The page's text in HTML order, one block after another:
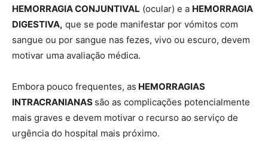
HEMORRAGIA CONJUNTIVAL (ocular) e a HEMORRAGIA
DIGESTIVA, que se pode manifestar por vómitos com
sangue ou por sangue nas fezes, vivo ou escuro, devem
motivar uma avaliação médica.
Embora pouco frequentes, as HEMORRAGIAS
INTRACRANIANAS são as complicações potencialmente
mais graves e devem motivar o recurso ao serviço de
urgência do hospital mais próximo.